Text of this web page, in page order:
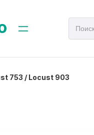
753 / Locust 903